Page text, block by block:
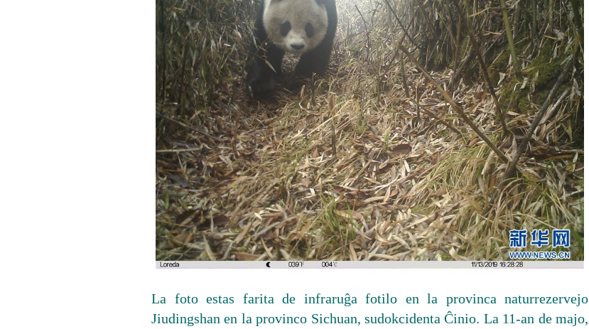
La foto estas farita de infraruĝa fotilo en la provinca naturrezervejo
Jiudingshan en la provinco Sichuan, sudokcidenta Ĉinio. La 11-an de majo,